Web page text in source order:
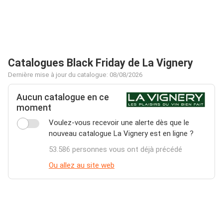
Catalogues Black Friday de La Vignery
Dernière mise à jour du catalogue: 08/08/2026
Aucun catalogue en ce
moment
Voulez-vous recevoir une alerte dès que le
nouveau catalogue La Vignery est en ligne ?
53.586 personnes vous ont déjà précédé
Ou allez au site web